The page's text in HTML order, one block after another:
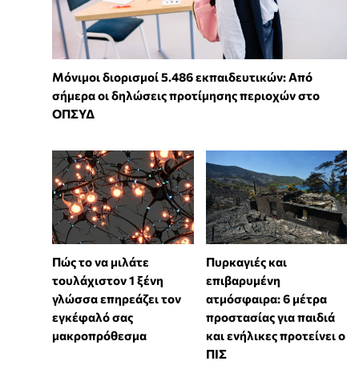
Μόνιμοι διορισμοί 5.486 εκπαιδευτικών: Από
σήμερα οι δηλώσεις προτίμησης περιοχών στο
ΟΠΣΥΔ
⁠Πώς το να μιλάτε
τουλάχιστον 1 ξένη
γλώσσα επηρεάζει τον
εγκέφαλό σας
μακροπρόθεσμα
Πυρκαγιές και
επιβαρυμένη
ατμόσφαιρα: 6 μέτρα
προστασίας για παιδιά
και ενήλικες προτείνει ο
ΠΙΣ